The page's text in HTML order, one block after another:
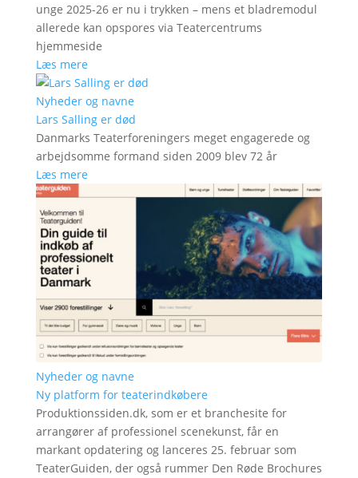
unge 2025-26 er nu i trykken – mens et bladremodul
allerede kan opspores via Teatercentrums
hjemmeside
Læs mere
Nyheder og navne
Lars Salling er død
Danmarks Teaterforeningers meget engagerede og
arbejdsomme formand siden 2009 blev 72 år
Læs mere
Nyheder og navne
Ny platform for teaterindkøbere
Produktionssiden.dk, som er et branchesite for
arrangører af professionel scenekunst, får en
markant opdatering og lanceres 25. februar som
TeaterGuiden, der også rummer Den Røde Brochures